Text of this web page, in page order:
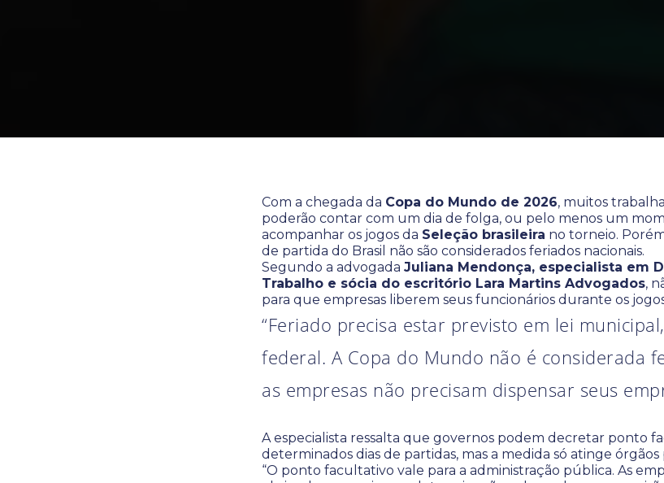
Com a chegada da Copa do Mundo de 2026, muitos
poderão contar com um dia de folga, ou pelo menos um
acompanhar os jogos da Seleção brasileira no torneio.
de partida do Brasil não são considerados feriados nacionais.
Segundo a advogada Juliana Mendonça, especialista em
Trabalho e sócia do escritório Lara Martins Advogados,
para que empresas liberem seus funcionários durante os
“Feriado precisa estar previsto em lei
federal. A Copa do Mundo não é considerada
as empresas não precisam dispensar seus
A especialista ressalta que governos podem decretar ponto
determinados dias de partidas, mas a medida só atinge órgãos
“O ponto facultativo vale para a administração pública. As